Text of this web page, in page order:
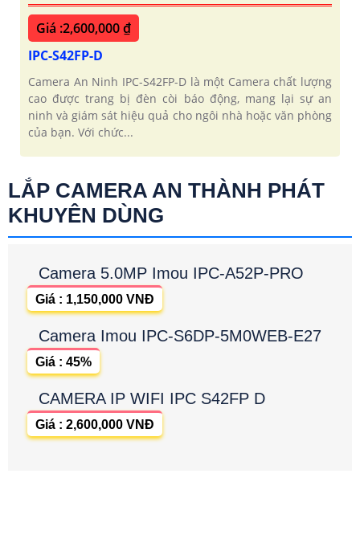
Giá :2,600,000 ₫
IPC-S42FP-D
Camera An Ninh IPC-S42FP-D là một Camera chất lượng
cao được trang bị đèn còi báo động, mang lại sự an
ninh và giám sát hiệu quả cho ngôi nhà hoặc văn phòng
của bạn. Với chức...
LẮP CAMERA AN THÀNH PHÁT
KHUYÊN DÙNG
Camera 5.0MP Imou IPC-A52P-PRO
Giá : 1,150,000 VNĐ
Camera Imou IPC-S6DP-5M0WEB-E27
Giá : 45%
CAMERA IP WIFI IPC S42FP D
Giá : 2,600,000 VNĐ